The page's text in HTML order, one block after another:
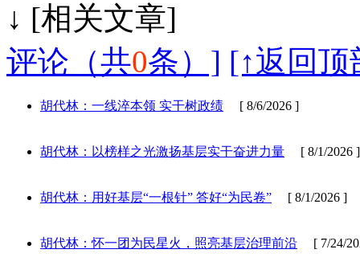
↓ [相
评论（共0条）] [↑返回顶
胡代林：一线淬本领 实干树政绩 [ 8/6/2026 ]
胡代林：以榜样之光激扬基层实干奋进力量 [ 8/1/2026 ]
胡代林：用好基层“一根针” 答好“为民卷” [ 8/1/2026 ]
胡代林：怀一团为民星火，照亮基层治理前沿 [ 7/24/